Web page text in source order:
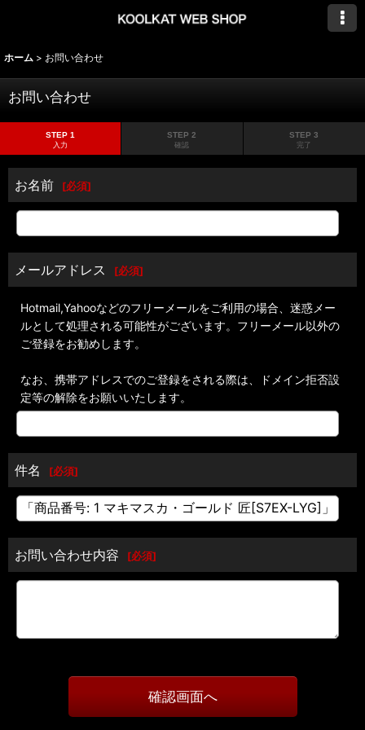
ホーム > お問い合わせ
お問い合わせ
STEP 1
入力
STEP 2
確認
STEP 3
完了
お名前 [必須]
メールアドレス [必須]
Hotmail,Yahooなどのフリーメールをご利用の場合、迷惑メー
ルとして処理される可能性がございます。フリーメール以外の
ご登録をお勧めします。
なお、携帯アドレスでのご登録をされる際は、ドメイン拒否設
定等の解除をお願いいたします。
件名 [必須]
お問い合わせ内容 [必須]
確認画面へ